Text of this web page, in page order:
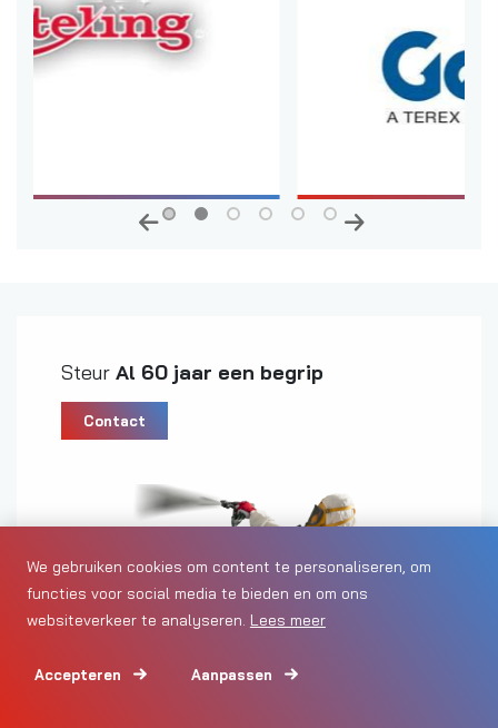
We gebruiken cookies om content te personaliseren, om
functies voor social media te bieden en om ons
websiteverkeer te analyseren. Lees meer
Accepteren Aanpassen
0165 - 315 350
Steur Al 60 jaar een begrip
Contact